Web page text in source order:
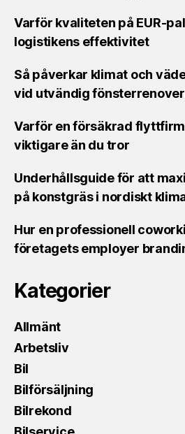
Varför kvaliteten på EUR-
logistikens effektivitet
Så påverkar klimat och
vid utvändig
Varför en försäkrad
viktigare än du tror
Underhållsguide för att
på konstgräs i nordiskt
Hur en professionell
företagets employer
Kategorier
Allmänt
Arbetsliv
Bil
Bilförsäljning
Bilrekond